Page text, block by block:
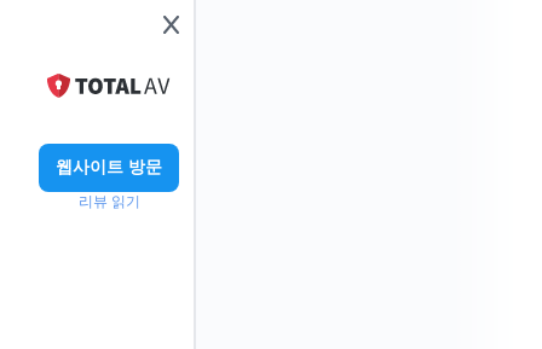
웹사이트 방문
리뷰 읽기